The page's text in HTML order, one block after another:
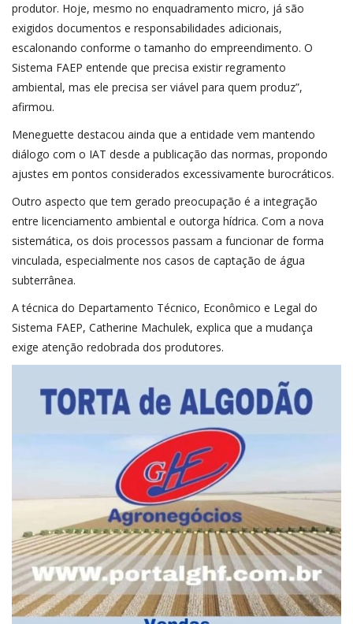
produtor. Hoje, mesmo no enquadramento micro, já são
exigidos documentos e responsabilidades adicionais,
escalonando conforme o tamanho do empreendimento. O
Sistema FAEP entende que precisa existir regramento
ambiental, mas ele precisa ser viável para quem produz”,
afirmou.
Meneguette destacou ainda que a entidade vem mantendo
diálogo com o IAT desde a publicação das normas, propondo
ajustes em pontos considerados excessivamente burocráticos.
Outro aspecto que tem gerado preocupação é a integração
entre licenciamento ambiental e outorga hídrica. Com a nova
sistemática, os dois processos passam a funcionar de forma
vinculada, especialmente nos casos de captação de água
subterrânea.
A técnica do Departamento Técnico, Econômico e Legal do
Sistema FAEP, Catherine Machulek, explica que a mudança
exige atenção redobrada dos produtores.